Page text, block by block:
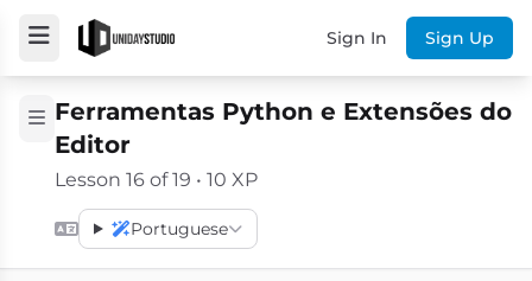
Sign In Sign Up
Ferramentas Python e Extensões do
Editor
Lesson 16 of 19 • 10 XP
Portuguese